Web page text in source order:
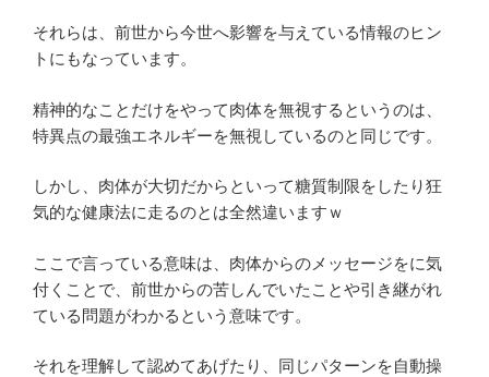
それらは、前世から今世へ影響を与えている情報のヒン
トにもなっています。
精神的なことだけをやって肉体を無視するというのは、
特異点の最強エネルギーを無視しているのと同じです。
しかし、肉体が大切だからといって糖質制限をしたり狂
気的な健康法に走るのとは全然違いますｗ
ここで言っている意味は、肉体からのメッセージをに気
付くことで、前世からの苦しんでいたことや引き継がれ
ている問題がわかるという意味です。
それを理解して認めてあげたり、同じパターンを自動操